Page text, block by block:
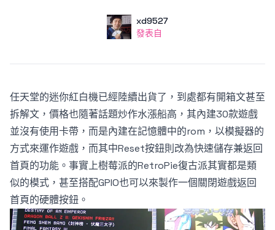
使用者
xd9527
發表自
發表自
任天堂的迷你紅白機已經陸續出貨了，到處都有開箱文甚至
拆解文，價格也隨著話題炒作水漲船高，其內建30款遊戲
並沒有使用卡帶，而是內建在記憶體中的rom，以模擬器的
方式來運作遊戲，而其中Reset按鈕則改為快速儲存兼返回
首頁的功能。事實上樹莓派的RetroPie復古派其實都是類
似的模式，甚至搭配GPIO也可以來製作一個關閉遊戲返回
首頁的硬體按鈕。